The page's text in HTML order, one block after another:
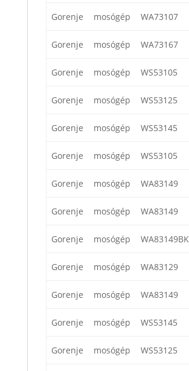
Gorenje mosógép WA73107
Gorenje mosógép WA73167
Gorenje mosógép WS53105
Gorenje mosógép WS53125
Gorenje mosógép WS53145
Gorenje mosógép WS53105
Gorenje mosógép WA83149
Gorenje mosógép WA83149
Gorenje mosógép WA83149BK
Gorenje mosógép WA83129
Gorenje mosógép WA83149
Gorenje mosógép WS53145
Gorenje mosógép WS53125